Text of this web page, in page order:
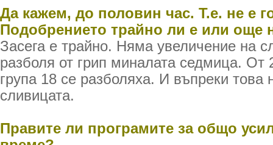
Да кажем, до половин час. Т.е. не е
Подобрението трайно ли е или още
Засега е трайно. Няма увеличение на
разболя от грип миналата седмица. От
група 18 се разболяха. И въпреки това
сливицата.
Правите ли програмите за общо